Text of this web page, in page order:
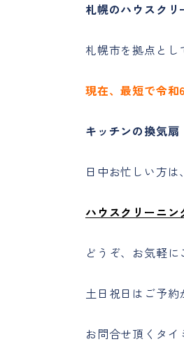
札幌のハウスクリ
札幌市を拠点とし
現在、最短で令和
キッチンの換気扇
日中お忙しい方
ハウスクリーニン
どうぞ、お気軽に
土日祝日はご予約
お問合せ頂くタ